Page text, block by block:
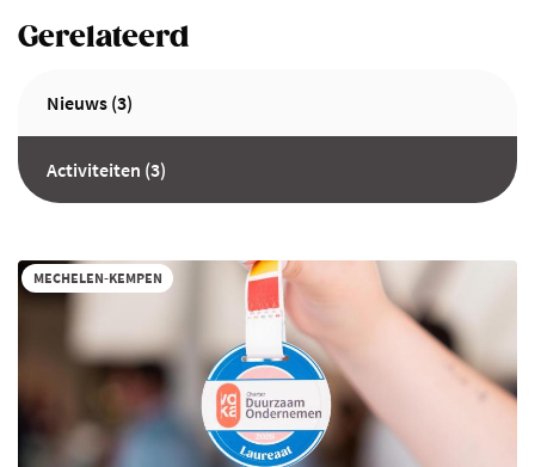
Gerelateerd
Nieuws (3)
Activiteiten (3)
MECHELEN-KEMPEN